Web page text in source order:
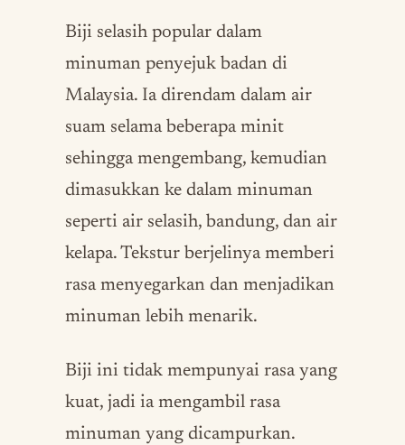
Biji selasih popular dalam
minuman penyejuk badan di
Malaysia. Ia direndam dalam air
suam selama beberapa minit
sehingga mengembang, kemudian
dimasukkan ke dalam minuman
seperti air selasih, bandung, dan air
kelapa. Tekstur berjelinya memberi
rasa menyegarkan dan menjadikan
minuman lebih menarik.
Biji ini tidak mempunyai rasa yang
kuat, jadi ia mengambil rasa
minuman yang dicampurkan.